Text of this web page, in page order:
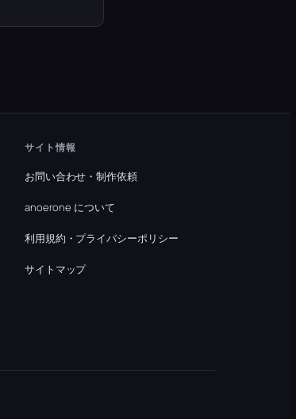
サイト情報
お問い合わせ・制作依頼
anoerone について
利用規約・プライバシーポリシー
サイトマップ